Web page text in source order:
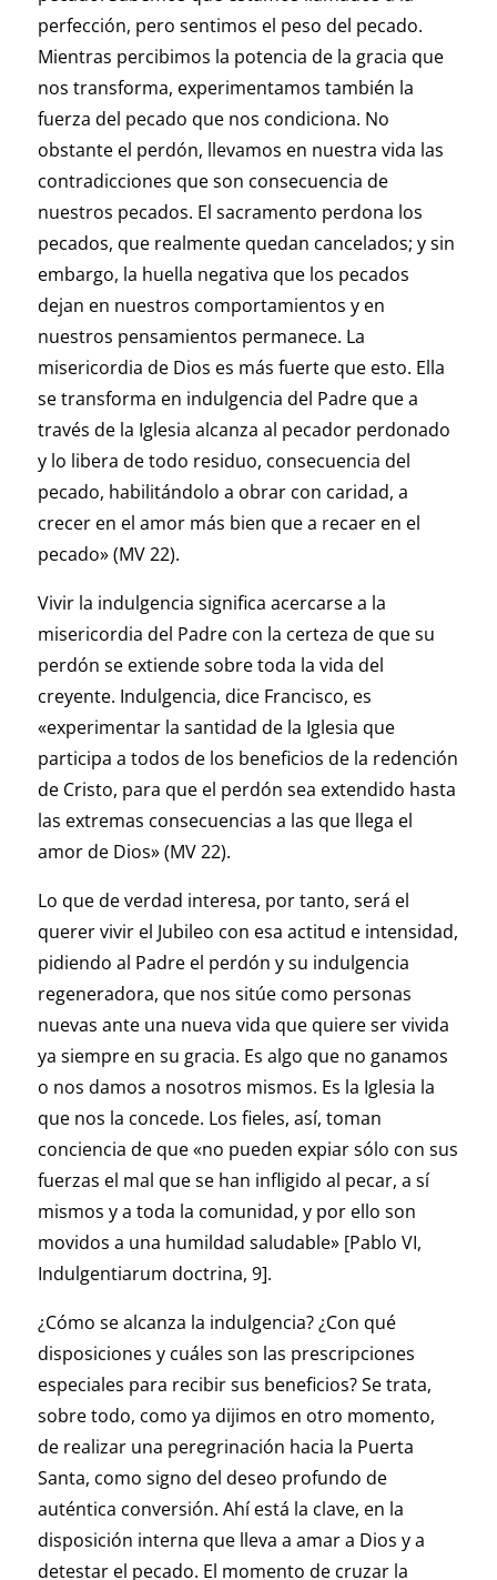
perfección, pero sentimos el peso del pecado.
Mientras percibimos la potencia de la gracia que
nos transforma, experimentamos también la
fuerza del pecado que nos condiciona. No
obstante el perdón, llevamos en nuestra vida las
contradicciones que son consecuencia de
nuestros pecados. El sacramento perdona los
pecados, que realmente quedan cancelados; y sin
embargo, la huella negativa que los pecados
dejan en nuestros comportamientos y en
nuestros pensamientos permanece. La
misericordia de Dios es más fuerte que esto. Ella
se transforma en indulgencia del Padre que a
través de la Iglesia alcanza al pecador perdonado
y lo libera de todo residuo, consecuencia del
pecado, habilitándolo a obrar con caridad, a
crecer en el amor más bien que a recaer en el
pecado» (MV 22).
Vivir la indulgencia significa acercarse a la
misericordia del Padre con la certeza de que su
perdón se extiende sobre toda la vida del
creyente. Indulgencia, dice Francisco, es
«experimentar la santidad de la Iglesia que
participa a todos de los beneficios de la redención
de Cristo, para que el perdón sea extendido hasta
las extremas consecuencias a las que llega el
amor de Dios» (MV 22).
Lo que de verdad interesa, por tanto, será el
querer vivir el Jubileo con esa actitud e intensidad,
pidiendo al Padre el perdón y su indulgencia
regeneradora, que nos sitúe como personas
nuevas ante una nueva vida que quiere ser vivida
ya siempre en su gracia. Es algo que no ganamos
o nos damos a nosotros mismos. Es la Iglesia la
que nos la concede. Los fieles, así, toman
conciencia de que «no pueden expiar sólo con sus
fuerzas el mal que se han infligido al pecar, a sí
mismos y a toda la comunidad, y por ello son
movidos a una humildad saludable» [Pablo VI,
Indulgentiarum doctrina, 9].
¿Cómo se alcanza la indulgencia? ¿Con qué
disposiciones y cuáles son las prescripciones
especiales para recibir sus beneficios? Se trata,
sobre todo, como ya dijimos en otro momento,
de realizar una peregrinación hacia la Puerta
Santa, como signo del deseo profundo de
auténtica conversión. Ahí está la clave, en la
disposición interna que lleva a amar a Dios y a
detestar el pecado. El momento de cruzar la